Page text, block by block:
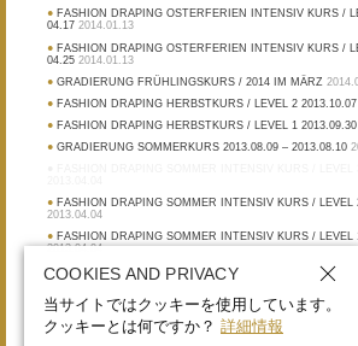
FASHION DRAPING OSTERFERIEN INTENSIV KURS /
04.17 2014.01.13
FASHION DRAPING OSTERFERIEN INTENSIV KURS /
04.25 2014.01.13
GRADIERUNG FRÜHLINGSKURS / 2014 IM MÄRZ
FASHION DRAPING HERBSTKURS / LEVEL 2
FASHION DRAPING HERBSTKURS / LEVEL 1
GRADIERUNG SOMMERKURS 2013.08.09 – 2013.08.10
FASHION DRAPING SOMMER INTENSIV KURS / LEVEL
2013.04.04
FASHION DRAPING SOMMER INTENSIV KURS / LEVEL
2013.04.04
COOKIES AND PRIVACY
当サイトではクッキーを使用しています。
クッキーとは何ですか？ 詳細情報